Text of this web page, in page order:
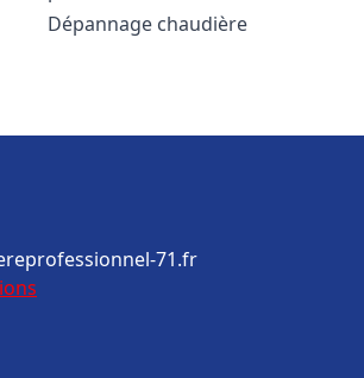
Dépannage chaudière
71.fr